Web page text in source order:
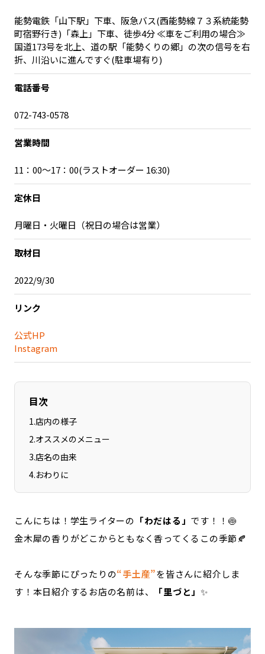
プレスリリース
行政連携記事
MILCプロジェクト
選出企業特別対談
Localist
SDGsの先駆者
イベント
飲食店
地域豆知識
Sporkle
記事ライター アンバサダー
お問い合わせ 会社概要
能勢電鉄「山下駅」下車、阪急バス(西能勢線７３系統能勢
町宿野行き)「森上」下車、徒歩4分 ≪車をご利用の場合≫
国道173号を北上、道の駅「能勢くりの郷」の次の信号を右
折、川沿いに進んですぐ(駐車場有り)
電話番号
072-743-0578
営業時間
11：00～17：00(ラストオーダー 16:30)
定休日
月曜日・火曜日（祝日の場合は営業）
取材日
2022/9/30
リンク
公式HP
Instagram
目次
1.店内の様子
2.オススメのメニュー
3.店名の由来
4.おわりに
こんにちは！学生ライターの 「わだはる」 です！！🍥
金木犀の香りがどこからともなく香ってくるこの季節🍂
そんな季節にぴったりの“手土産”を皆さんに紹介しま
す！本日紹介するお店の名前は、
「里づと」 ✨